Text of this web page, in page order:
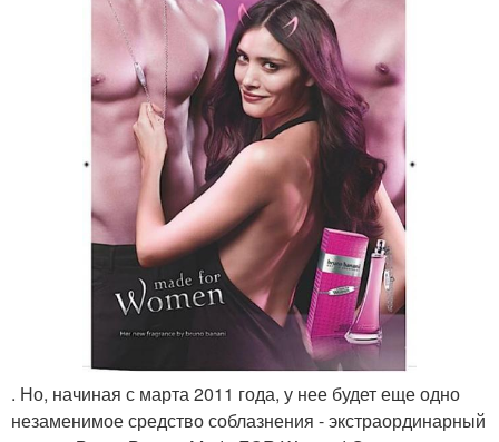
. Но, начиная с марта 2011 года, у нее будет еще одно
незаменимое средство соблазнения - экстраординарный